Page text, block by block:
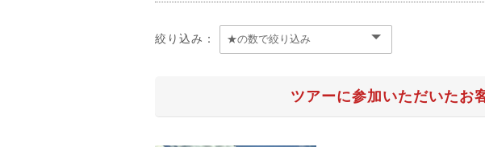
絞り込み：
ツアーに参加いただいたお